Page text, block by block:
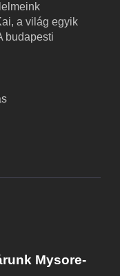
a világ egyik
budapesti
Mysore-